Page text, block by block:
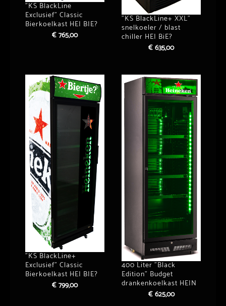
”KS BlackLine
Exclusief” Classic
Bierkoelkast HEI BIE?
€765,00
”KS BlackLine+ XXL”
snelkoeler / blast
chiller HEI BiE?
€635,00
”KS BlackLine+
Exclusief” Classic
Bierkoelkast HEI BIE?
€799,00
400 Liter ”Black
Edition” Budget
drankenkoelkast HEIN
€625,00